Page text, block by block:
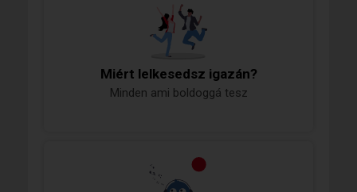
Miért lelkesedsz igazán?
Minden ami boldoggá tesz